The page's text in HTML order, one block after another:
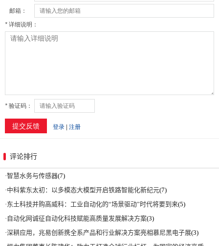
评论排行
·智慧水务与传感器(7)
·中科紫东太初：以多模态大模型开启铁路智能化新纪元(7)
·东土科技并购高威科：工业自动化的“场景驱动”时代将要到来(5)
· 自动化网诚征自动化科技赋能高质量发展解决方案(3)
·深耕应用，兆易创新携全系产品和行业解决方案亮相慕尼黑电子展(3)